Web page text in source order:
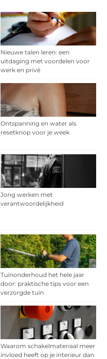
Nieuwe talen leren: een
uitdaging met voordelen voor
werk en privé
Ontspanning en water als
resetknop voor je week
Jong werken met
verantwoordelijkheid
Tuinonderhoud het hele jaar
door: praktische tips voor een
verzorgde tuin
Waarom schakelmateriaal meer
invloed heeft op je interieur dan